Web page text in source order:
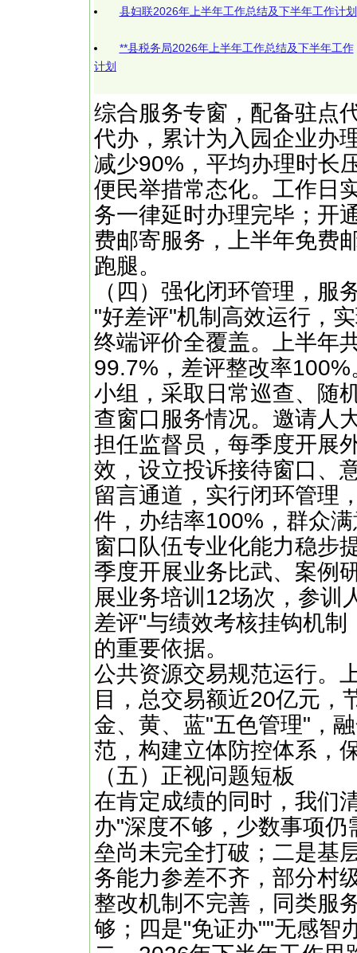
县妇联2026年上半年工作总结及下半年工作计划
**县税务局2026年上半年工作总结及下半年工作
计划
综合服务专窗，配备驻点
代办，累计为入园企业办
减少90%，平均办理时长
便民举措常态化。工作日
务一律延时办理完毕；开
费邮寄服务，上半年免费
跑腿。
（四）强化闭环管理，服
"好差评"机制高效运行，
终端评价全覆盖。上半年
99.7%，差评整改率
小组，采取日常巡查、随
查窗口服务情况。邀请人
担任监督员，每季度开展
效，设立投诉接待窗口、
留言通道，实行闭环管理
件，办结率100%，群众
窗口队伍专业化能力稳步
季度开展业务比武、案例
展业务培训12场次，参训
差评"与绩效考核挂钩机
的重要依据。
公共资源交易规范运行。
目，总交易额近20亿元，
金、黄、蓝"五色管理"，
范，构建立体防控体系，
（五）正视问题短板
在肯定成绩的同时，我们
办"深度不够，少数事项
垒尚未完全打破；二是基
务能力参差不齐，部分村
整改机制不完善，同类服
够；四是"免证办""无感智